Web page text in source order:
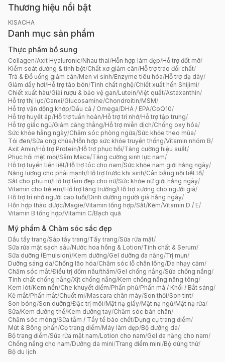
Thương hiệu nổi bật
KISACHA
Danh mục sản phẩm
Thực phẩm bổ sung
Collagen/Axit Hyaluronic/Nhau thai/Hỗn hợp làm đẹp/Hỗ trợ đốt mỡ/
Kiểm soát đường & tinh bột/Chất xơ giảm cân/Hỗ trợ trao đổi chất/
Trà & Đồ uống giảm cân/Men vi sinh/Enzyme tiêu hóa/Hỗ trợ dạ dày/
Giảm đầy hơi/Hỗ trợ táo bón/Tinh chất nghệ/Chiết xuất hến Shijimi/
Chiết xuất hàu/Giải rượu & bảo vệ gan/Lutein/Việt quất/Astaxanthin/
Hỗ trợ thị lực/Canxi/Glucosamine/Chondroitin/MSM/
Hỗ trợ vận động khớp/Dầu cá / Omega/DHA / EPA/CoQ10/
Hỗ trợ huyết áp/Hỗ trợ tuần hoàn/Hỗ trợ trí nhớ/Hỗ trợ tập trung/
Hỗ trợ giấc ngủ/Giảm căng thẳng/Hỗ trợ miễn dịch/Chống oxy hóa/
Sức khỏe hằng ngày/Chăm sóc phòng ngừa/Sức khỏe theo mùa/
Tỏi đen/Sữa ong chúa/Hỗn hợp sức khỏe truyền thống/Vitamin nhóm B/
Axit Amin/Hỗ trợ Protein/Hỗ trợ phục hồi/Tăng cường hiệu suất/
Phục hồi mệt mỏi/Sâm Maca/Tăng cường sinh lực nam/
Hỗ trợ tuyến tiền liệt/Hỗ trợ tóc cho nam/Sức khỏe nam giới hằng ngày/
Năng lượng cho phái mạnh/Hỗ trợ trước khi sinh/Cân bằng nội tiết tố/
Sắt cho phụ nữ/Hỗ trợ làm đẹp cho nữ/Sức khỏe nữ giới hằng ngày/
Vitamin cho trẻ em/Hỗ trợ tăng trưởng/Hỗ trợ xương cho người già/
Hỗ trợ trí nhớ người cao tuổi/Dinh dưỡng người già hằng ngày/
Hỗn hợp thảo dược/Magie/Vitamin tổng hợp/Sắt/Kẽm/Vitamin D / E/
Vitamin B tổng hợp/Vitamin C/Bạch quả
Mỹ phẩm & Chăm sóc sắc đẹp
Dầu tẩy trang/Sáp tẩy trang/Tẩy trang/Sữa rửa mặt/
Sữa rửa mặt sạch sâu/Nước hoa hồng & Lotion/Tinh chất & Serum/
Sữa dưỡng (Emulsion)/Kem dưỡng/Gel dưỡng đa năng/Trị mụn/
Dưỡng sáng da/Chống lão hóa/Chăm sóc lỗ chân lông/Da nhạy cảm/
Chăm sóc mắt/Điều trị đốm nâu/thâm/Gel chống nắng/Sữa chống nắng/
Tinh chất chống nắng/Xịt chống nắng/Kem chống nắng nâng tông/
Kem lót/Kem nền/Che khuyết điểm/Phấn phủ/Phấn má / Khối / Bắt sáng/
Kẻ mắt/Phấn mắt/Chuốt mi/Mascara chân mày/Son thỏi/Son tint/
Son bóng/Son dưỡng/Đặc trị môi/Mặt nạ giấy/Mặt nạ ngủ/Mặt nạ rửa/
Sữa/Kem dưỡng thể/Kem dưỡng tay/Chăm sóc bàn chân/
Chăm sóc móng/Sữa tắm / Tẩy tế bào chết/Dụng cụ trang điểm/
Mút & Bông phấn/Cọ trang điểm/Máy làm đẹp/Bộ dưỡng da/
Bộ trang điểm/Sữa rửa mặt nam/Lotion cho nam/Gel đa năng cho nam/
Chống nắng cho nam/Dưỡng da mini/Trang điểm mini/Bộ dùng thử/
Bộ du lịch